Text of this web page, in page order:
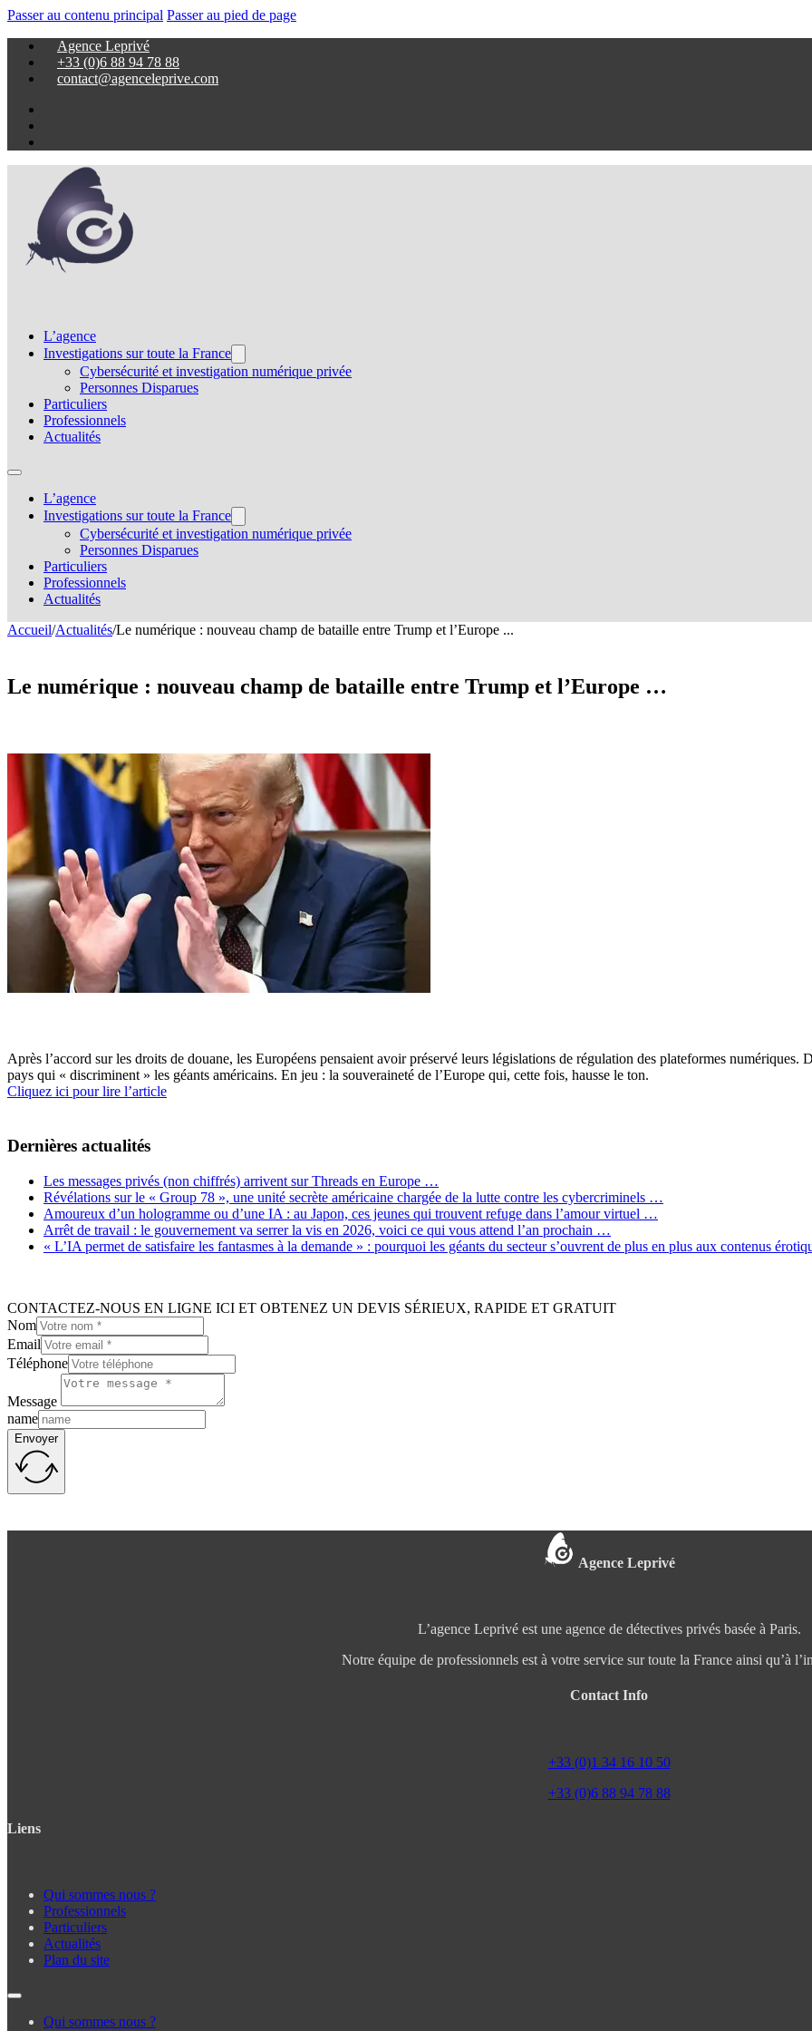
Passer au contenu principal Passer au pied de page
Agence Leprivé
+33 (0)6 88 94 78 88
contact@agenceleprive.com
L’agence
Investigations sur toute la France
Cybersécurité et investigation numérique privée
Personnes Disparues
Particuliers
Professionnels
Actualités
L’agence
Investigations sur toute la France
Cybersécurité et investigation numérique privée
Personnes Disparues
Particuliers
Professionnels
Actualités
Accueil/Actualités/Le numérique : nouveau champ de bataille entre Trump et l’Europe ...
Le numérique : nouveau champ de bataille entre Trump et l’Europe …
Après l’accord sur les droits de douane, les Européens pensaient avoir préservé leurs législations de régulation des plateformes numériques.
pays qui « discriminent » les géants américains. En jeu : la souveraineté de l’Europe qui, cette fois, hausse le ton.
Cliquez ici pour lire l’article
Dernières actualités
Les messages privés (non chiffrés) arrivent sur Threads en Europe …
Révélations sur le « Group 78 », une unité secrète américaine chargée de la lutte contre les cybercriminels …
Amoureux d’un hologramme ou d’une IA : au Japon, ces jeunes qui trouvent refuge dans l’amour virtuel …
Arrêt de travail : le gouvernement va serrer la vis en 2026, voici ce qui vous attend l’an prochain …
« L’IA permet de satisfaire les fantasmes à la demande » : pourquoi les géants du secteur s’ouvrent de plus en plus aux contenus
CONTACTEZ-NOUS EN LIGNE ICI ET OBTENEZ UN DEVIS SÉRIEUX, RAPIDE ET GRATUIT
Nom
Email
Téléphone
Message
name
Envoyer
Agence Leprivé
L’agence Leprivé est une agence de détectives privés basée à Paris.
Notre équipe de professionnels est à votre service sur toute la France ainsi qu’à
Contact Info
+33 (0)1 34 16 10 50
+33 (0)6 88 94 78 88
Liens
Qui sommes nous ?
Professionnels
Particuliers
Actualités
Plan du site
Qui sommes nous ?